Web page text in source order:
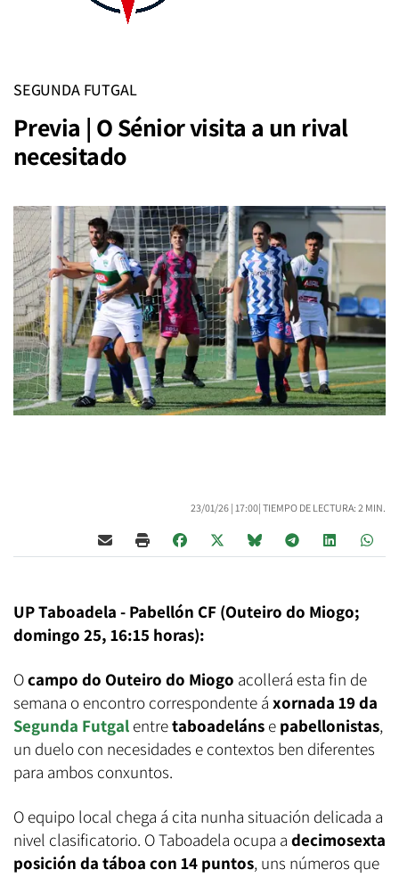
SEGUNDA FUTGAL
Previa | O Sénior visita a un rival
necesitado
23/01/26 | 17:00| TIEMPO DE LECTURA: 2 MIN.
UP Taboadela - Pabellón CF (Outeiro do Miogo;
domingo 25, 16:15 horas):
Ocampo do Outeiro do Miogo acollerá esta fin de
semana o encontro correspondente á xornada 19 da
Segunda Futgal entretaboadeláns e pabellonistas,
un duelo con necesidades e contextos ben diferentes
para ambos conxuntos.
O equipo local chega á cita nunha situación delicada a
nivel clasificatorio. O Taboadela ocupa a decimosexta
posición da táboa con 14 puntos, uns números que